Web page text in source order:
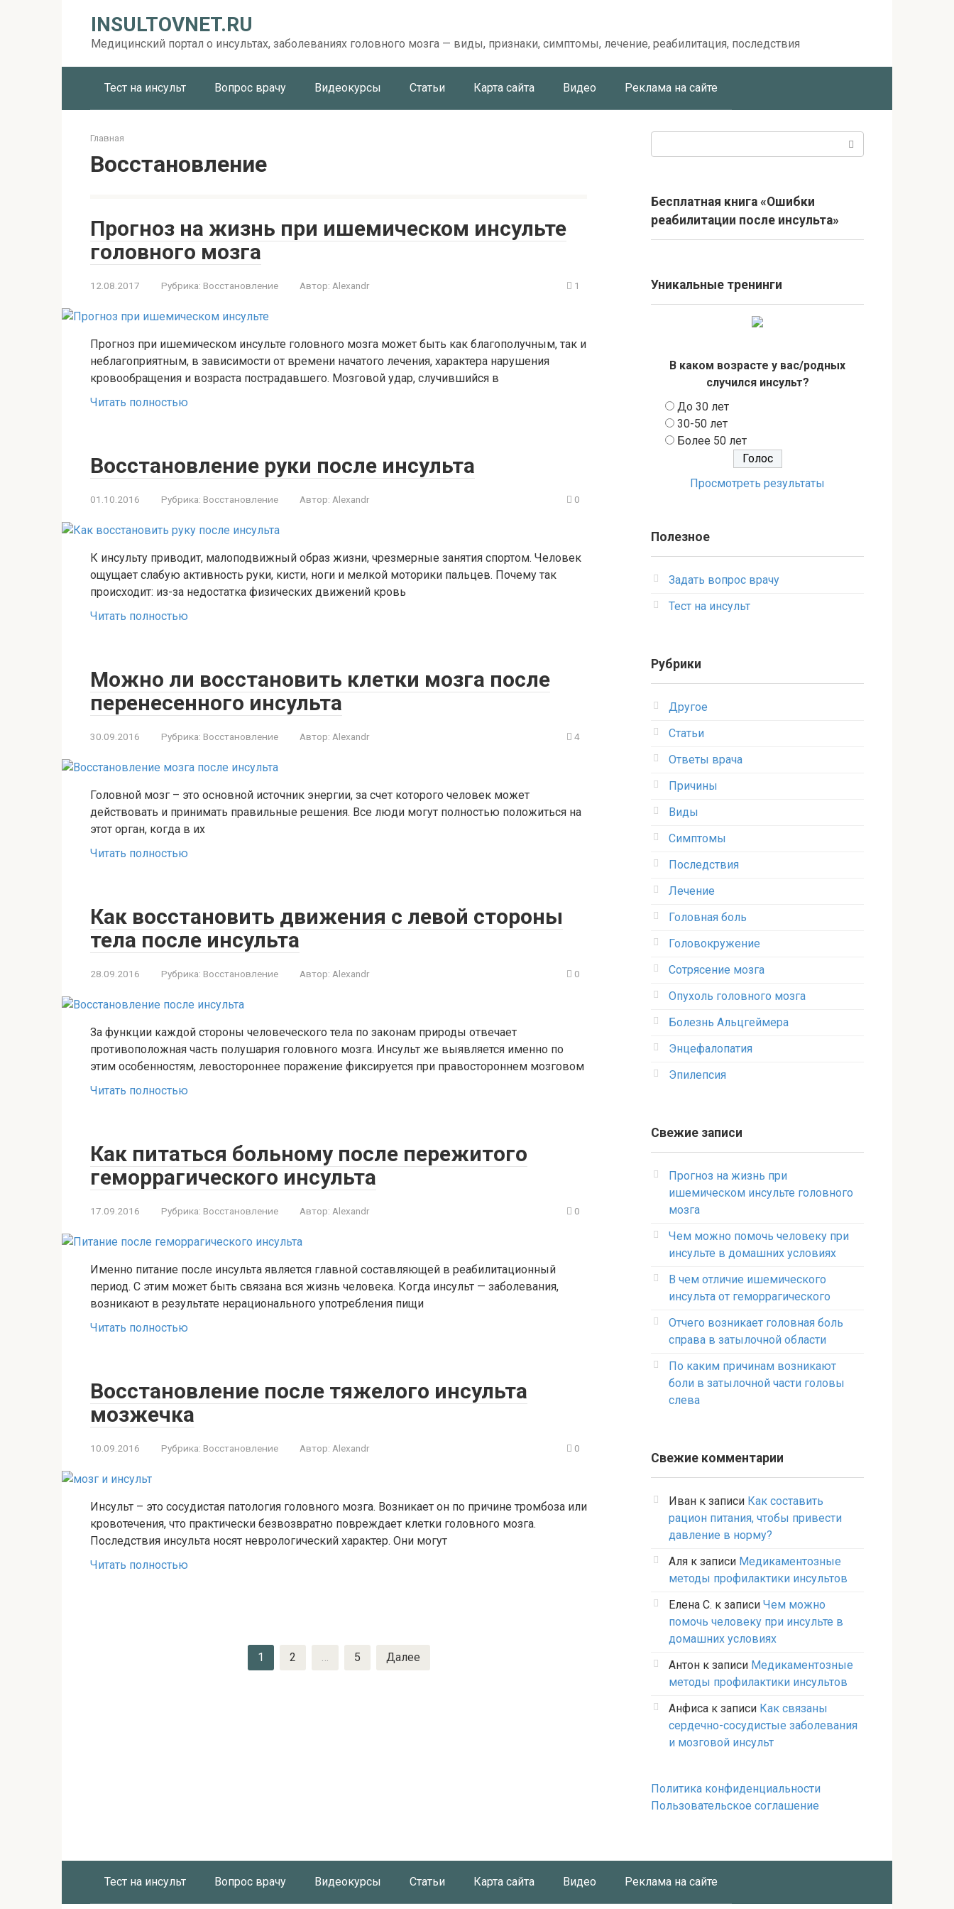
INSULTOVNET.RU
Медицинский портал о инсультах, заболеваниях головного мозга — виды, признаки, симптомы, лечение, реабилитация, последствия
Тест на инсульт Вопрос врачу Видеокурсы Статьи Карта сайта Видео Реклама на сайте
Главная
Восстановление
Прогноз на жизнь при ишемическом инсульте
головного мозга
12.08.2017 Рубрика: Восстановление Автор: Alexandr 1
Прогноз при ишемическом инсульте головного мозга может быть как благополучным, так и
неблагоприятным, в зависимости от времени начатого лечения, характера нарушения
кровообращения и возраста пострадавшего. Мозговой удар, случившийся в
Читать полностью
Восстановление руки после инсульта
01.10.2016 Рубрика: Восстановление Автор: Alexandr 0
К инсульту приводит, малоподвижный образ жизни, чрезмерные занятия спортом. Человек
ощущает слабую активность руки, кисти, ноги и мелкой моторики пальцев. Почему так
происходит: из-за недостатка физических движений кровь
Читать полностью
Можно ли восстановить клетки мозга после
перенесенного инсульта
30.09.2016 Рубрика: Восстановление Автор: Alexandr 4
Головной мозг – это основной источник энергии, за счет которого человек может
действовать и принимать правильные решения. Все люди могут полностью положиться на
этот орган, когда в их
Читать полностью
Как восстановить движения с левой стороны
тела после инсульта
28.09.2016 Рубрика: Восстановление Автор: Alexandr 0
За функции каждой стороны человеческого тела по законам природы отвечает
противоположная часть полушария головного мозга. Инсульт же выявляется именно по
этим особенностям, левостороннее поражение фиксируется при правостороннем мозговом
Читать полностью
Как питаться больному после пережитого
геморрагического инсульта
17.09.2016 Рубрика: Восстановление Автор: Alexandr 0
Именно питание после инсульта является главной составляющей в реабилитационный
период. С этим может быть связана вся жизнь человека. Когда инсульт — заболевания,
возникают в результате нерационального употребления пищи
Читать полностью
Восстановление после тяжелого инсульта
мозжечка
10.09.2016 Рубрика: Восстановление Автор: Alexandr 0
Инсульт – это сосудистая патология головного мозга. Возникает он по причине тромбоза или
кровотечения, что практически безвозвратно повреждает клетки головного мозга.
Последствия инсульта носят неврологический характер. Они могут
Читать полностью
1 2 … 5 Далее
Бесплатная книга «Ошибки
реабилитации после инсульта»
Уникальные тренинги
В каком возрасте у вас/родных
случился инсульт?
До 30 лет
30-50 лет
Более 50 лет
Просмотреть результаты
Полезное
Задать вопрос врачу
Тест на инсульт
Рубрики
Другое
Статьи
Ответы врача
Причины
Виды
Симптомы
Последствия
Лечение
Головная боль
Головокружение
Сотрясение мозга
Опухоль головного мозга
Болезнь Альцгеймера
Энцефалопатия
Эпилепсия
Свежие записи
Прогноз на жизнь при
ишемическом инсульте головного
мозга
Чем можно помочь человеку при
инсульте в домашних условиях
В чем отличие ишемического
инсульта от геморрагического
Отчего возникает головная боль
справа в затылочной области
По каким причинам возникают
боли в затылочной части головы
слева
Свежие комментарии
Иван к записи Как составить
рацион питания, чтобы привести
давление в норму?
Аля к записи Медикаментозные
методы профилактики инсультов
Елена С. к записи Чем можно
помочь человеку при инсульте в
домашних условиях
Антон к записи Медикаментозные
методы профилактики инсультов
Анфиса к записи Как связаны
сердечно-сосудистые заболевания
и мозговой инсульт
Политика конфиденциальности
Пользовательское соглашение
Тест на инсульт Вопрос врачу Видеокурсы Статьи Карта сайта Видео Реклама на сайте